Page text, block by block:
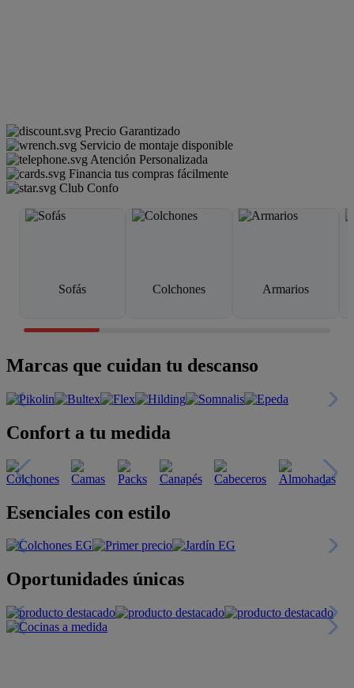
Precio Garantizado
Servicio de montaje disponible
Atención Personalizada
Financia tus compras fácilmente
Club Confo
Sofás Colchones Armarios
Marcas que cuidan tu descanso
Confort a tu medida
Esenciales con estilo
Oportunidades únicas